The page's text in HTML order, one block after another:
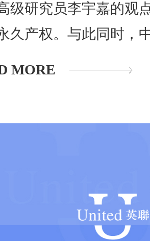
级研究员李宇嘉的观
久产权。与此同时，
MORE